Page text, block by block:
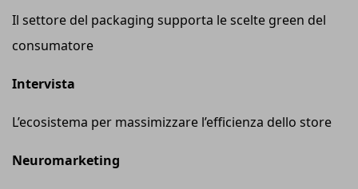
Il settore del packaging supporta le scelte green del
consumatore
Intervista
L’ecosistema per massimizzare l’efficienza dello store
Neuromarketing